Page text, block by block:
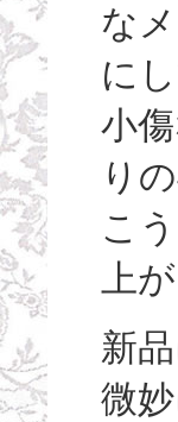
な
に
小
り
こ
上
新
微